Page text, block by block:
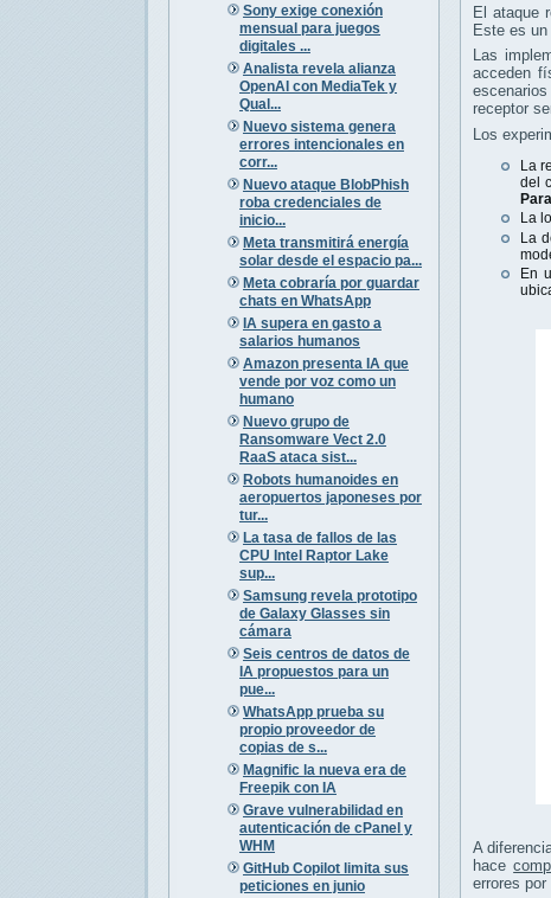
Sony exige conexión
mensual para juegos
digitales ...
Analista revela alianza
OpenAI con MediaTek y
Qual...
Nuevo sistema genera
errores intencionales en
corr...
Nuevo ataque BlobPhish
roba credenciales de
inicio...
Meta transmitirá energía
solar desde el espacio pa...
Meta cobraría por guardar
chats en WhatsApp
IA supera en gasto a
salarios humanos
Amazon presenta IA que
vende por voz como un
humano
Nuevo grupo de
Ransomware Vect 2.0
RaaS ataca sist...
Robots humanoides en
aeropuertos japoneses por
tur...
La tasa de fallos de las
CPU Intel Raptor Lake
sup...
Samsung revela prototipo
de Galaxy Glasses sin
cámara
Seis centros de datos de
IA propuestos para un
pue...
WhatsApp prueba su
propio proveedor de
copias de s...
Magnific la nueva era de
Freepik con IA
Grave vulnerabilidad en
autenticación de cPanel y
WHM
GitHub Copilot limita sus
peticiones en junio
El ataque
Este es
Las
acceden
receptor
Los
La
del
La
La
En
A
hace
errores por